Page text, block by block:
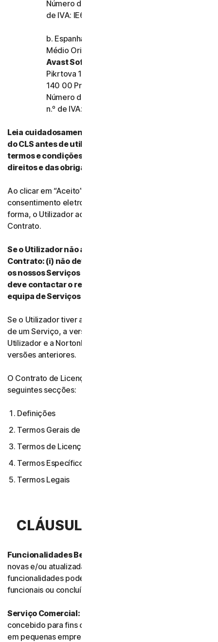
Número de registo da empresa: 159355 e n.º
de IVA: IE6557355A
b. Espanha, França, Itália e o resto da Europa,
Médio Oriente e África
Avast Software s.r.o.
Pikrtova 1737/1a, Nusle,
140 00 Praha 4, República Checa
Número de registo da empresa: 02176475 e
n.º de IVA: CZ02176475
Leia cuidadosamente todos os termos e condições
do CLS antes de utilizar os nossos Serviços. Esses
termos e condições contêm informações acerca dos
direitos e das obrigações do Utilizador.
Ao clicar em “Aceito” (“I Agree”) ou ao indicar
consentimento eletronicamente de qualquer outra
forma, o Utilizador aceita os termos e condições do
Contrato.
Se o Utilizador não aceitar os termos e condições do
Contrato: (i) não deve transferir, instalar ou utilizar
os nossos Serviços nem aceder aos mesmos e (ii)
deve contactar o respetivo Fornecedor ou a nossa
equipa de Serviços e Suporte para Clientes.
Se o Utilizador tiver aceite várias versões do Contrato
de um Serviço, a versão mais atual do Contrato entre o
Utilizador e a NortonLifeLock anula e substitui todas as
versões anteriores.
O Contrato de Licença e Serviços é composto pelas
seguintes secções:
Definições
Termos Gerais de Serviço
Termos de Licença de Software
Termos Específicos de Alguns Serviços
Termos Legais
CLÁUSULA 1.ª – DEFINIÇÕES
Funcionalidades Beta:
novas e/ou atualizadas ainda em modo de teste. Essas
funcionalidades podem ainda não estar totalmente
funcionais ou concluídas.
Serviço Comercial:
concebido para fins comerciais e destinado a uso interno
em pequenas empresas.